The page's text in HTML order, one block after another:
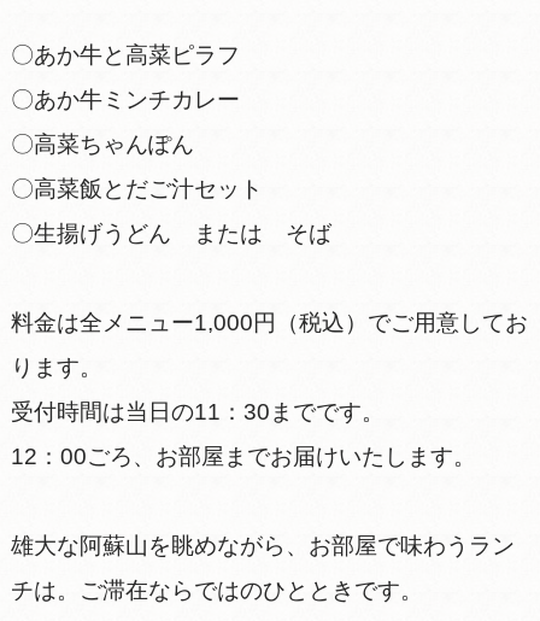
〇あか牛と高菜ピラフ
〇あか牛ミンチカレー
〇高菜ちゃんぽん
〇高菜飯とだご汁セット
〇生揚げうどん または そば
料金は全メニュー1,000円（税込）でご用意してお
ります。
受付時間は当日の11：30までです。
12：00ごろ、お部屋までお届けいたします。
雄大な阿蘇山を眺めながら、お部屋で味わうラン
チは。ご滞在ならではのひとときです。